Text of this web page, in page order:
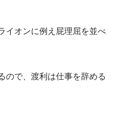
イオンに例え屁理屈を並べ
ので、渡利は仕事を辞める